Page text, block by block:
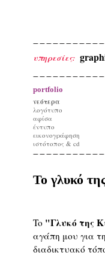
υπηρεσίες:
portfolio
νεότερα
λογότυπο
αφίσα
έντυπο
εικονογράφηση
ιστότοπος & cd
To γλυκό
To "Γλυκό της
αγάπη μου για
διαδικτυακό